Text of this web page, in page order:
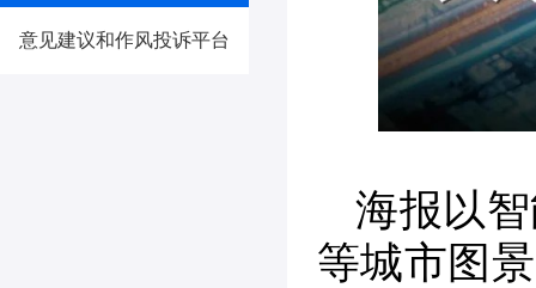
意见建议和作风投诉平台
海报以
等城市图